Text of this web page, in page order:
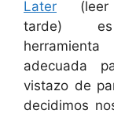
k
Later (leer
tarde)
adecuada
vistazo de
decidimos